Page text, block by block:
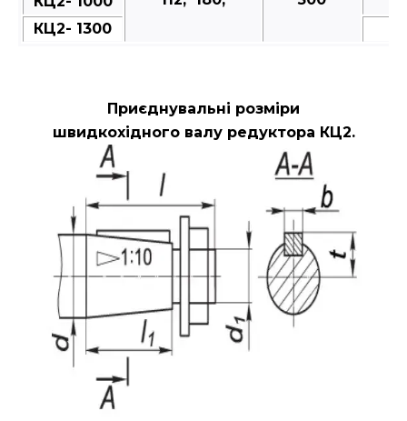
КЦ2- 1300
Приєднувальні розміри
швидкохідного валу редуктора КЦ2.